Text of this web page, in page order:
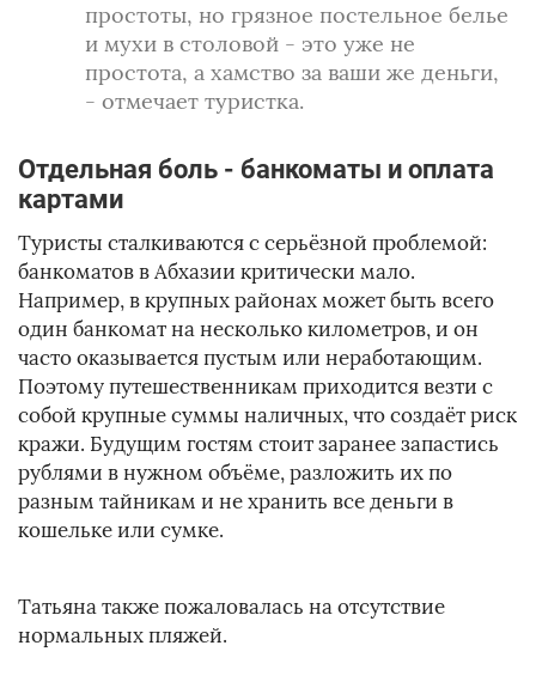
простоты, но грязное постельное белье
и мухи в столовой - это уже не
простота, а хамство за ваши же деньги,
- отмечает туристка.
Отдельная боль - банкоматы и оплата
картами
Туристы сталкиваются с серьёзной проблемой:
банкоматов в Абхазии критически мало.
Например, в крупных районах может быть всего
один банкомат на несколько километров, и он
часто оказывается пустым или неработающим.
Поэтому путешественникам приходится везти с
собой крупные суммы наличных, что создаёт риск
кражи. Будущим гостям стоит заранее запастись
рублями в нужном объёме, разложить их по
разным тайникам и не хранить все деньги в
кошельке или сумке.
Татьяна также пожаловалась на отсутствие
нормальных пляжей.